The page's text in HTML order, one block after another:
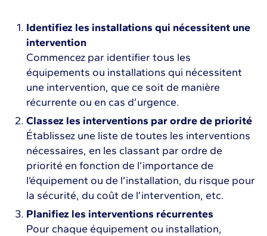
Identifiez les installations qui nécessitent une
intervention
Commencez par identifier tous les
équipements ou installations qui nécessitent
une intervention, que ce soit de manière
récurrente ou en cas d’urgence.
Classez les interventions par ordre de priorité
Établissez une liste de toutes les interventions
nécessaires, en les classant par ordre de
priorité en fonction de l’importance de
l’équipement ou de l’installation, du risque pour
la sécurité, du coût de l’intervention, etc.
Planifiez les interventions récurrentes
Pour chaque équipement ou installation,